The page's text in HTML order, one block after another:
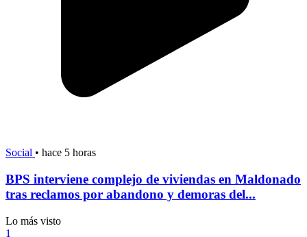
Social • hace 5 horas
BPS interviene complejo de viviendas en Maldonado
tras reclamos por abandono y demoras del...
Lo más visto
1